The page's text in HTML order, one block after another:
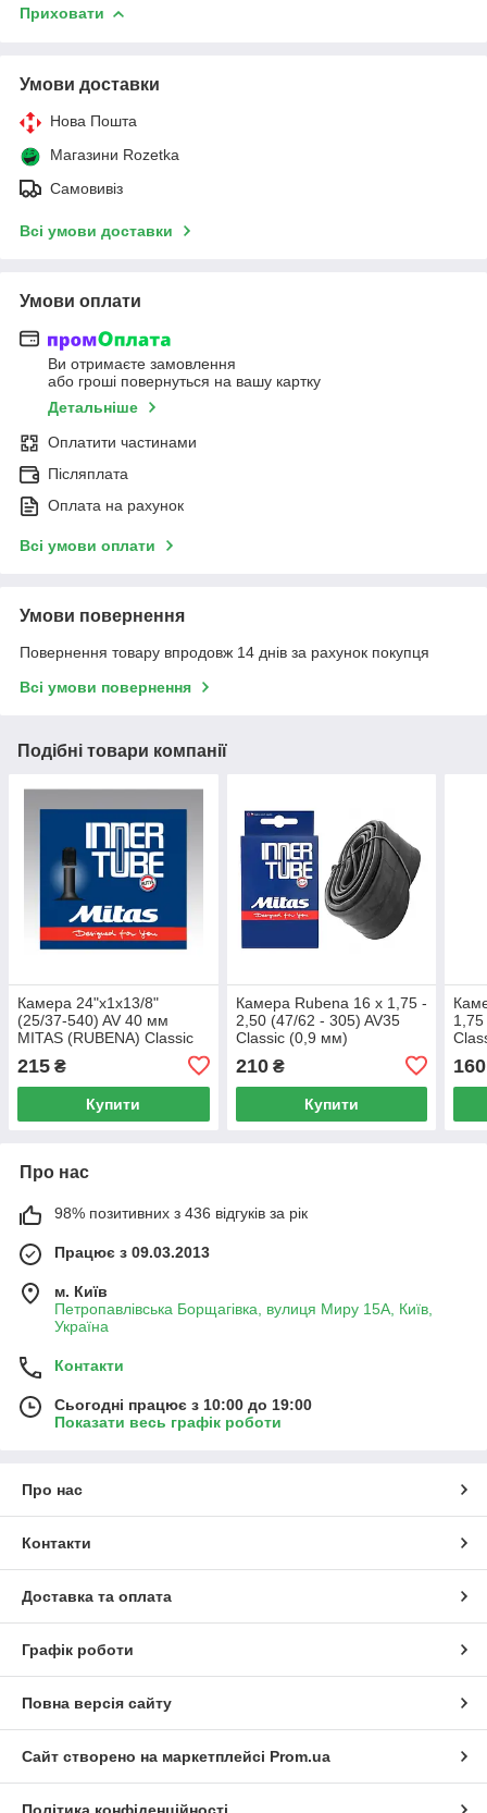
Приховати
Умови доставки
Нова Пошта
Магазини Rozetka
Самовивіз
Всі умови доставки
Умови оплати
Ви отримаєте замовлення
або гроші повернуться на вашу картку
Детальніше
Оплатити частинами
Післяплата
Оплата на рахунок
Всі умови оплати
Умови повернення
Повернення товару впродовж 14 днів за рахунок покупця
Всі умови повернення
Подібні товари компанії
Камера 24"x1x13/8"
(25/37-540) AV 40 мм
MITAS (RUBENA) Classic
BSC 0.9mm для інвалідних
колясок 5-10302433
215 ₴
Купити
Камера Rubena 16 x 1,75 -
2,50 (47/62 - 305) AV35
Classic (0,9 мм)
210₴
Купити
160
Про нас
98% позитивних з 436 відгуків за рік
Працює з 09.03.2013
м. Київ
Петропавлівська Борщагівка, вулиця Миру 15А, Київ,
Україна
Контакти
Сьогодні працює з 10:00 до 19:00
Показати весь графік роботи
Про нас
Контакти
Доставка та оплата
Графік роботи
Повна версія сайту
Сайт створено на маркетплейсі Prom.ua